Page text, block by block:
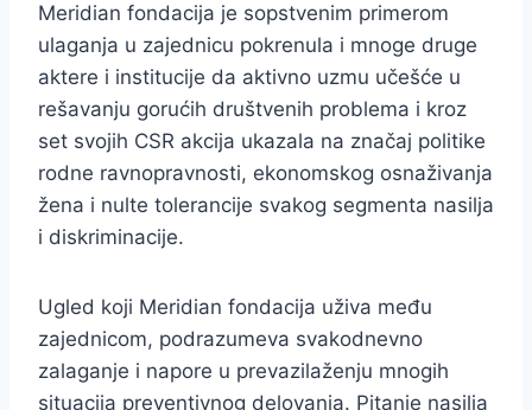
Meridian fondacija je sopstvenim primerom
ulaganja u zajednicu pokrenula i mnoge druge
aktere i institucije da aktivno uzmu učešće u
rešavanju gorućih društvenih problema i kroz
set svojih CSR akcija ukazala na značaj politike
rodne ravnopravnosti, ekonomskog osnaživanja
žena i nulte tolerancije svakog segmenta nasilja
i diskriminacije.
Ugled koji Meridian fondacija uživa među
zajednicom, podrazumeva svakodnevno
zalaganje i napore u prevazilaženju mnogih
situacija preventivnog delovanja. Pitanje nasilja